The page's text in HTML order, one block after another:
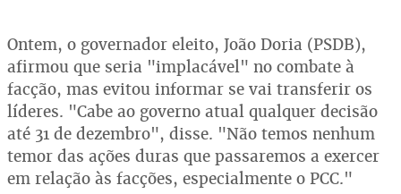
Ontem, o governador eleito, João Doria (PSDB),
afirmou que seria "implacável" no combate à
facção, mas evitou informar se vai transferir os
líderes. "Cabe ao governo atual qualquer decisão
até 31 de dezembro", disse. "Não temos nenhum
temor das ações duras que passaremos a exercer
em relação às facções, especialmente o PCC."